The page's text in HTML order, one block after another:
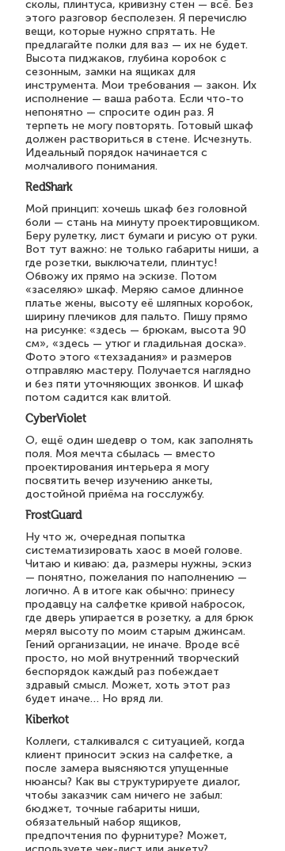
сколы, плинтуса, кривизну стен — всё. Без
этого разговор бесполезен. Я перечислю
вещи, которые нужно спрятать. Не
предлагайте полки для ваз — их не будет.
Высота пиджаков, глубина коробок с
сезонным, замки на ящиках для
инструмента. Мои требования — закон. Их
исполнение — ваша работа. Если что-то
непонятно — спросите один раз. Я
терпеть не могу повторять. Готовый шкаф
должен раствориться в стене. Исчезнуть.
Идеальный порядок начинается с
молчаливого понимания.
RedShark
Мой принцип: хочешь шкаф без головной
боли — стань на минуту проектировщиком.
Беру рулетку, лист бумаги и рисую от руки.
Вот тут важно: не только габариты ниши, а
где розетки, выключатели, плинтус!
Обвожу их прямо на эскизе. Потом
«заселяю» шкаф. Меряю самое длинное
платье жены, высоту её шляпных коробок,
ширину плечиков для пальто. Пишу прямо
на рисунке: «здесь — брюкам, высота 90
см», «здесь — утюг и гладильная доска».
Фото этого «техзадания» и размеров
отправляю мастеру. Получается наглядно
и без пяти уточняющих звонков. И шкаф
потом садится как влитой.
CyberViolet
О, ещё один шедевр о том, как заполнять
поля. Моя мечта сбылась — вместо
проектирования интерьера я могу
посвятить вечер изучению анкеты,
достойной приёма на госслужбу.
FrostGuard
Ну что ж, очередная попытка
систематизировать хаос в моей голове.
Читаю и киваю: да, размеры нужны, эскиз
— понятно, пожелания по наполнению —
логично. А в итоге как обычно: принесу
продавцу на салфетке кривой набросок,
где дверь упирается в розетку, а для брюк
мерял высоту по моим старым джинсам.
Гений организации, не иначе. Вроде всё
просто, но мой внутренний творческий
беспорядок каждый раз побеждает
здравый смысл. Может, хоть этот раз
будет иначе… Но вряд ли.
Kiberkot
Коллеги, сталкивался с ситуацией, когда
клиент приносит эскиз на салфетке, а
после замера выясняются упущенные
нюансы? Как вы структурируете диалог,
чтобы заказчик сам ничего не забыл:
бюджет, точные габариты ниши,
обязательный набор ящиков,
предпочтения по фурнитуре? Может,